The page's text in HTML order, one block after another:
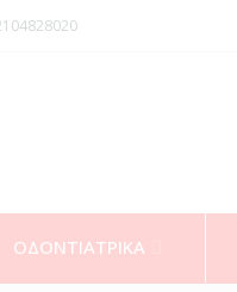
ΟΔΟΝΤΙΑΤΡΙΚΑ